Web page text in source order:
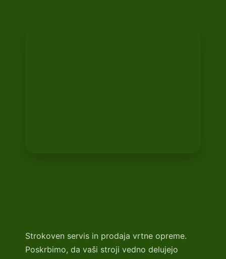
Strokoven servis in prodaja vrtne opreme.
Poskrbimo, da vaši stroji vedno delujejo